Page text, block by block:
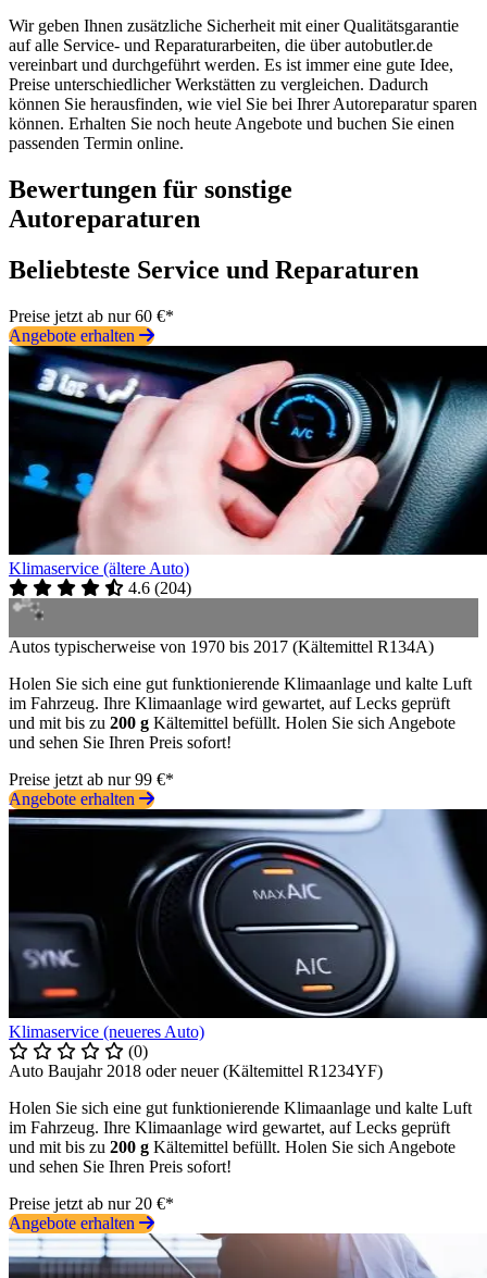
Wir geben Ihnen zusätzliche Sicherheit mit einer Qualitätsgarantie
auf alle Service- und Reparaturarbeiten, die über autobutler.de
vereinbart und durchgeführt werden. Es ist immer eine gute Idee,
Preise unterschiedlicher Werkstätten zu vergleichen. Dadurch
können Sie herausfinden, wie viel Sie bei Ihrer Autoreparatur sparen
können. Erhalten Sie noch heute Angebote und buchen Sie einen
passenden Termin online.
Bewertungen für sonstige
Autoreparaturen
Beliebteste Service und Reparaturen
Preise jetzt ab nur 60 €*
Angebote erhalten
Klimaservice (ältere Auto)
4.6 (204)
Autos typischerweise von 1970 bis 2017 (Kältemittel R134A)
Holen Sie sich eine gut funktionierende Klimaanlage und kalte Luft
im Fahrzeug. Ihre Klimaanlage wird gewartet, auf Lecks geprüft
und mit bis zu 200 g Kältemittel befüllt. Holen Sie sich Angebote
und sehen Sie Ihren Preis sofort!
Preise jetzt ab nur 99 €*
Angebote erhalten
Klimaservice (neueres Auto)
(0)
Auto Baujahr 2018 oder neuer (Kältemittel R1234YF)
Holen Sie sich eine gut funktionierende Klimaanlage und kalte Luft
im Fahrzeug. Ihre Klimaanlage wird gewartet, auf Lecks geprüft
und mit bis zu 200 g Kältemittel befüllt. Holen Sie sich Angebote
und sehen Sie Ihren Preis sofort!
Preise jetzt ab nur 20 €*
Angebote erhalten